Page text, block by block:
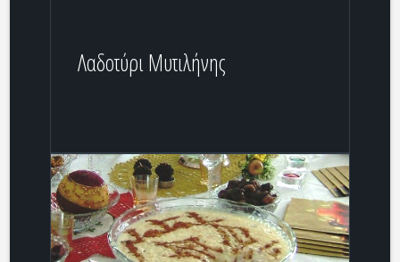
Λαδοτύρι Μυτιλήνης